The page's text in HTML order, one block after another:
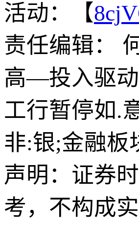
活动：【
责任编辑：
高—投入驱动
工行暂停如.
非:银;金融板
声明：证券
考，不构成